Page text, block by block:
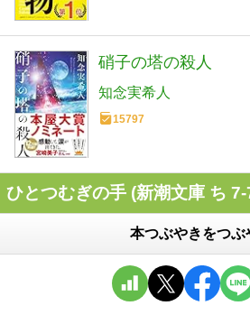
硝子の塔の殺人
知念実希人
15797
ひとつむぎの手 (新潮文庫 ち
本つぶやきをつぶ